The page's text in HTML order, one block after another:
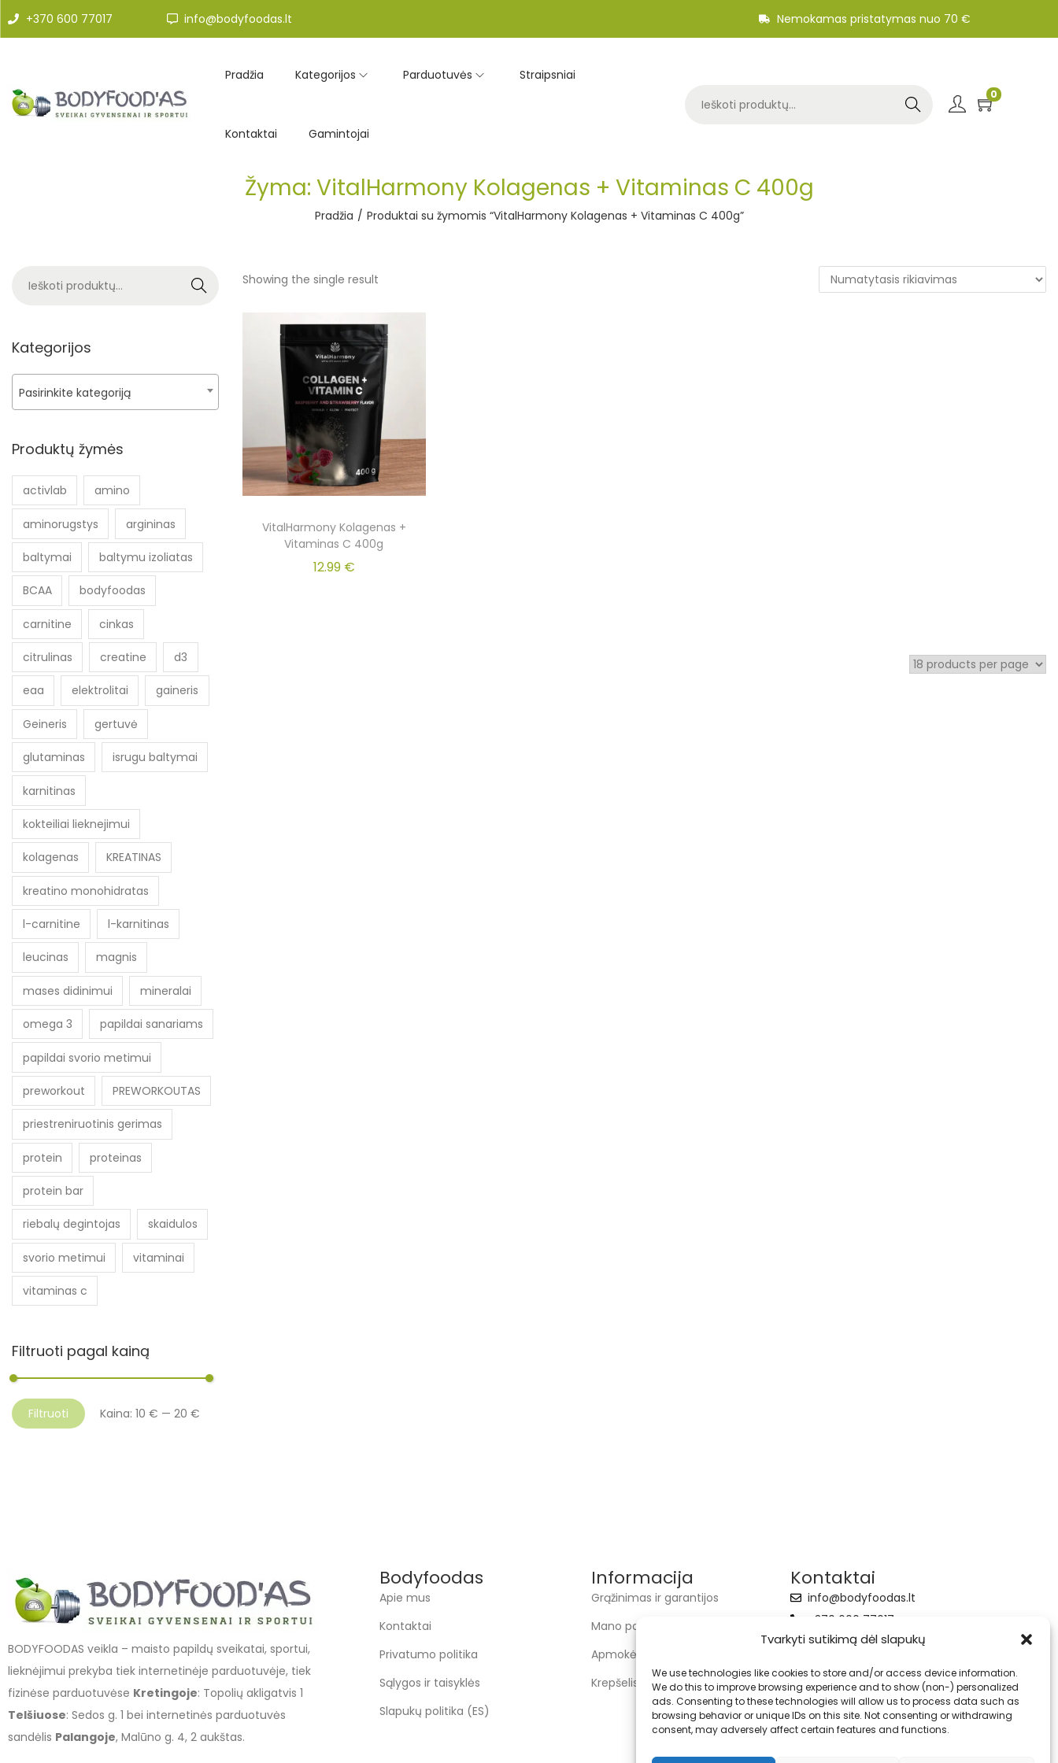
Tvarkyti sutikimą dėl slapukų
We use technologies like cookies to store and/or access device information.
We do this to improve browsing experience and to show (non-) personalized
ads. Consenting to these technologies will allow us to process data such as
browsing behavior or unique IDs on this site. Not consenting or withdrawing
consent, may adversely affect certain features and functions.
+370 600 77017 info@bodyfoodas.lt Nemokamas pristatymas nuo 70 €
Pradžia Kategorijos Parduotuvės Straipsniai
Kontaktai Gamintojai
Search
0
Žyma: VitalHarmony Kolagenas + Vitaminas C 400g
Pradžia / Produktai su žymomis “VitalHarmony Kolagenas + Vitaminas C 400g”
Showing the single result
VitalHarmony Kolagenas +
Vitaminas C 400g
12.99 €
Search
Kategorijos
Pasirinkite kategoriją
Produktų žymės
activlab amino
aminorugstys argininas
baltymai baltymu izoliatas
BCAA bodyfoodas
carnitine cinkas
citrulinas creatine d3
eaa elektrolitai gaineris
Geineris gertuvė
glutaminas isrugu baltymai
karnitinas
kokteiliai lieknejimui
kolagenas KREATINAS
kreatino monohidratas
l-carnitine l-karnitinas
leucinas magnis
mases didinimui mineralai
omega 3 papildai sanariams
papildai svorio metimui
preworkout PREWORKOUTAS
priestreniruotinis gerimas
protein proteinas
protein bar
riebalų degintojas skaidulos
svorio metimui vitaminai
vitaminas c
Filtruoti pagal kainą
Filtruoti Kaina: 10 € — 20 €
BODYFOODAS veikla – maisto papildų sveikatai, sportui,
lieknėjimui prekyba tiek internetinėje parduotuvėje, tiek
fizinėse parduotuvėse Kretingoje: Topolių akligatvis 1
Telšiuose: Sedos g. 1 bei internetinės parduotuvės
sandėlis Palangoje, Malūno g. 4, 2 aukštas.
Bodyfoodas
Apie mus
Kontaktai
Privatumo politika
Sąlygos ir taisyklės
Slapukų politika (ES)
Informacija
Grąžinimas ir garantijos
Mano paskyra
Apmokėjimas
Krepšelis
Kontaktai
info@bodyfoodas.lt
+370 600 77017